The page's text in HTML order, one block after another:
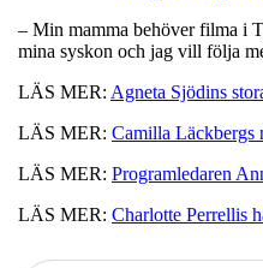
– Min mamma behöver filma i
mina syskon och jag vill följa
LÄS MER: Agneta Sjödins
LÄS MER: Camilla Läckbergs
LÄS MER: Programledaren
LÄS MER: Charlotte Perrellis